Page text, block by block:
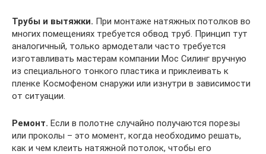
Трубы и вытяжки. При монтаже натяжных потолков во
многих помещениях требуется обвод труб. Принцип тут
аналогичный, только армодетали часто требуется
изготавливать мастерам компании Мос Силинг вручную
из специального тонкого пластика и приклеивать к
пленке Космофеном снаружи или изнутри в зависимости
от ситуации.
Ремонт. Если в полотне случайно получаются порезы
или проколы – это момент, когда необходимо решать,
как и чем клеить натяжной потолок, чтобы его